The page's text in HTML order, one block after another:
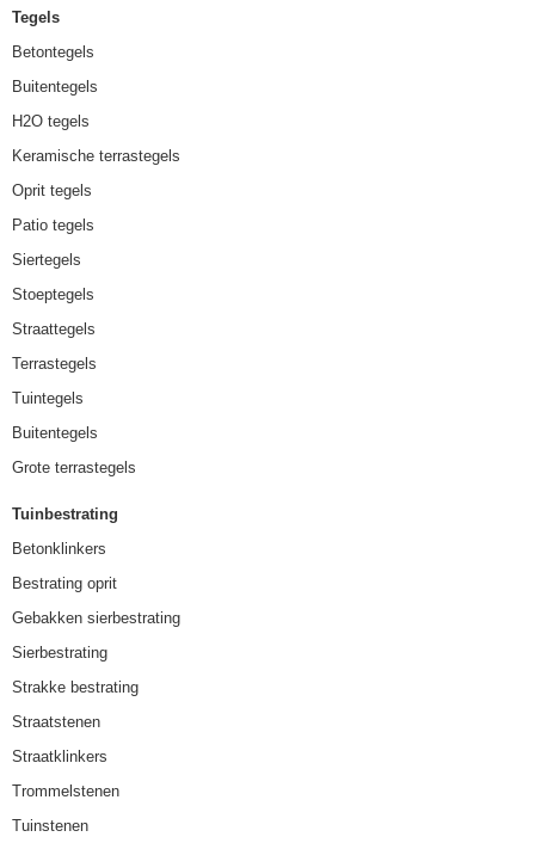
Tegels
Betontegels
Buitentegels
H2O tegels
Keramische terrastegels
Oprit tegels
Patio tegels
Siertegels
Stoeptegels
Straattegels
Terrastegels
Tuintegels
Buitentegels
Grote terrastegels
Tuinbestrating
Betonklinkers
Bestrating oprit
Gebakken sierbestrating
Sierbestrating
Strakke bestrating
Straatstenen
Straatklinkers
Trommelstenen
Tuinstenen